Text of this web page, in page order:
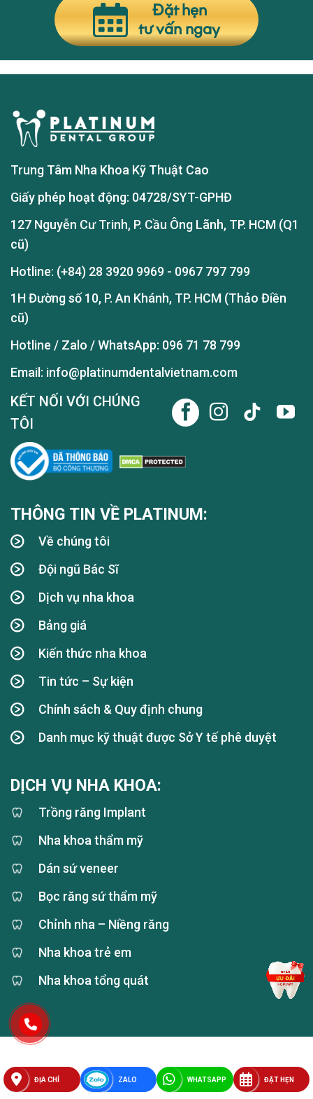
ĐỊA CHỈ ZALO WHATSAPP ĐẶT HẸN
Đặt hẹn
tư vấn ngay
Trung Tâm Nha Khoa Kỹ Thuật Cao
Giấy phép hoạt động: 04728/SYT-GPHĐ
127 Nguyễn Cư Trinh, P. Cầu Ông Lãnh, TP. HCM (Q1
cũ)
Hotline: (+84) 28 3920 9969 - 0967 797 799
1H Đường số 10, P. An Khánh, TP. HCM (Thảo Điền
cũ)
Hotline / Zalo / WhatsApp: 096 71 78 799
Email: info@platinumdentalvietnam.com
KẾT NỐI VỚI CHÚNG
TÔI
THÔNG TIN VỀ PLATINUM:
Về chúng tôi
Đội ngũ Bác Sĩ
Dịch vụ nha khoa
Bảng giá
Kiến thức nha khoa
Tin tức – Sự kiện
Chính sách & Quy định chung
Danh mục kỹ thuật được Sở Y tế phê duyệt
DỊCH VỤ NHA KHOA:
Trồng răng Implant
Nha khoa thẩm mỹ
Dán sứ veneer
Bọc răng sứ thẩm mỹ
Chỉnh nha – Niềng răng
Nha khoa trẻ em
Nha khoa tổng quát
GPKD/MST/0313122694
Ngày cấp: 03/02/2015 bởi Sở Kế hoạch và Đầu tư TP. Hồ Chí Minh